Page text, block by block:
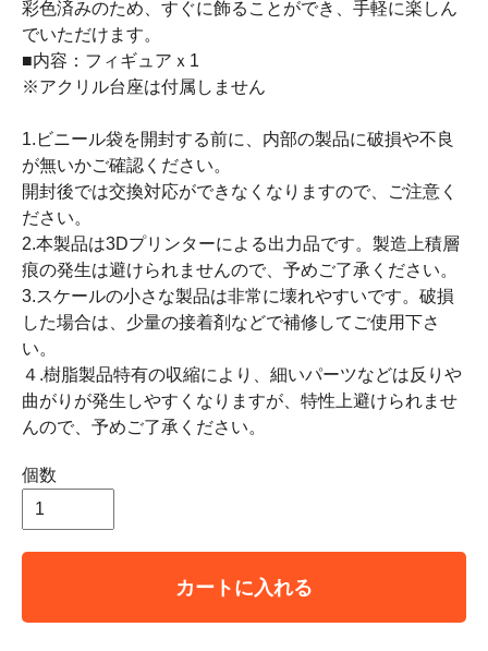
彩色済みのため、すぐに飾ることができ、手軽に楽しん
でいただけます。
■内容：フィギュアｘ1
※アクリル台座は付属しません
1.ビニール袋を開封する前に、内部の製品に破損や不良
が無いかご確認ください。
開封後では交換対応ができなくなりますので、ご注意く
ださい。
2.本製品は3Dプリンターによる出力品です。製造上積層
痕の発生は避けられませんので、予めご了承ください。
3.スケールの小さな製品は非常に壊れやすいです。破損
した場合は、少量の接着剤などで補修してご使用下さ
い。
４.樹脂製品特有の収縮により、細いパーツなどは反りや
曲がりが発生しやすくなりますが、特性上避けられませ
んので、予めご了承ください。
個数
カートに入れる